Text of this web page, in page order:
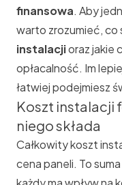
finansowa. Aby
warto zrozumieć, co
instalacjioraz jakie
opłacalność. Im
łatwiej podejmiesz
Koszt instalacji
niego składa
Całkowity koszt
cena paneli. To